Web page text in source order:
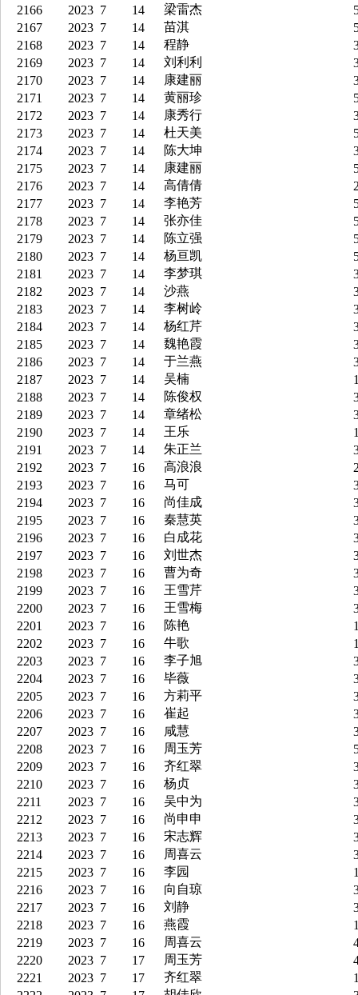
2166
2023 7 14 梁雷杰
2167
2023 7 14 苗淇
2168
2023 7 14 程静
2169
2023 7 14 刘利利
2170
2023 7 14 康建丽
2171
2023 7 14 黄丽珍
2172
2023 7 14 康秀行
2173
2023 7 14 杜天美
2174
2023 7 14 陈大坤
2175
2023 7 14 康建丽
2176
2023 7 14 高倩倩
2177
2023 7 14 李艳芳
2178
2023 7 14 张亦佳
2179
2023 7 14 陈立强
2180
2023 7 14 杨亘凯
2181
2023 7 14 李梦琪
2182
2023 7 14 沙燕
2183
2023 7 14 李树岭
2184
2023 7 14 杨红芹
2185
2023 7 14 魏艳霞
2186
2023 7 14 于兰燕
2187
2023 7 14 吴楠
2188
2023 7 14 陈俊权
2189
2023 7 14 章绪松
2190
2023 7 14 王乐
2191
2023 7 14 朱正兰
2192
2023 7 16 高浪浪
2193
2023 7 16 马可
2194
2023 7 16 尚佳成
2195
2023 7 16 秦慧英
2196
2023 7 16 白成花
2197
2023 7 16 刘世杰
2198
2023 7 16 曹为奇
2199
2023 7 16 王雪芹
2200
2023 7 16 王雪梅
2201
2023 7 16 陈艳
2202
2023 7 16 牛歌
2203
2023 7 16 李子旭
2204
2023 7 16 毕薇
2205
2023 7 16 方莉平
2206
2023 7 16 崔起
2207
2023 7 16 咸慧
2208
2023 7 16 周玉芳
2209
2023 7 16 齐红翠
2210
2023 7 16 杨贞
2211
2023 7 16 吴中为
2212
2023 7 16 尚申申
2213
2023 7 16 宋志辉
2214
2023 7 16 周喜云
2215
2023 7 16 李园
2216
2023 7 16 向自琼
2217
2023 7 16 刘静
2218
2023 7 16 燕霞
2219
2023 7 16 周喜云
2220
2023 7 17 周玉芳
2221
2023 7 17 齐红翠